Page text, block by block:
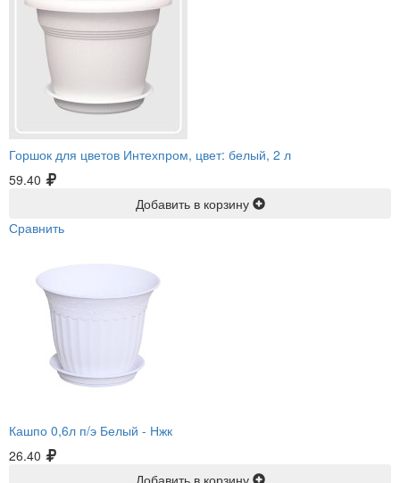
Горшок для цветов Интехпром, цвет: белый, 2 л
59.40
Добавить в корзину
Сравнить
Кашпо 0,6л п/э Белый - Нжк
26.40